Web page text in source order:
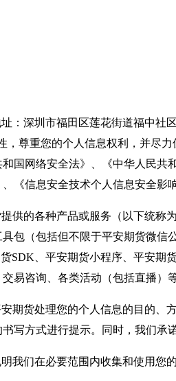
：深圳市福田区莲花街道福中社
，尊重您的个人信息权利，并尽
国网络安全法》、《中华人民
《信息安全技术个人信息安全影
供的各种产品或服务（以下统称
包（包括但不限于平安期货微
SDK、平安期货小程序、平安
易咨询、各类活动（包括直播）
期货处理您的个人信息的目的、
书写方式进行提示。同时，我们承
我们在必要范围内收集和使用您